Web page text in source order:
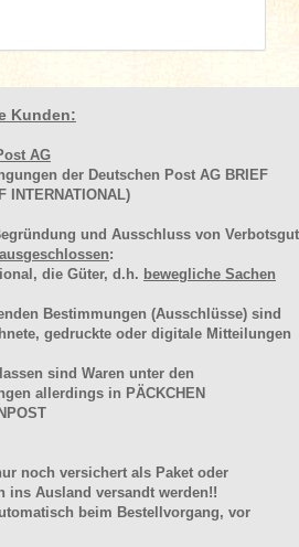
Kunden:
AG
der Deutschen Post AG BRIEF
INTERNATIONAL)
und Ausschluss von Verbotsgut
:
die Güter, d.h. bewegliche Sachen
Bestimmungen (Ausschlüsse) sind
gedruckte oder digitale Mitteilungen
sind Waren unter den
allerdings in PÄCKCHEN
noch versichert als Paket oder
ins Ausland versandt werden!!
beim Bestellvorgang, vor